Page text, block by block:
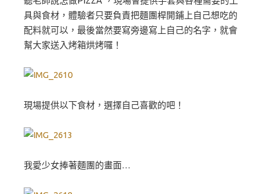
具與食材，體驗者只要負責把麵團桿開鋪上自己想吃的
配料就可以，最後當然要寫旁邊寫上自己的名字，就會
幫大家送入烤箱烘烤囉！
現場提供以下食材，選擇自己喜歡的吧！
我愛少女捧著麵團的畫面…